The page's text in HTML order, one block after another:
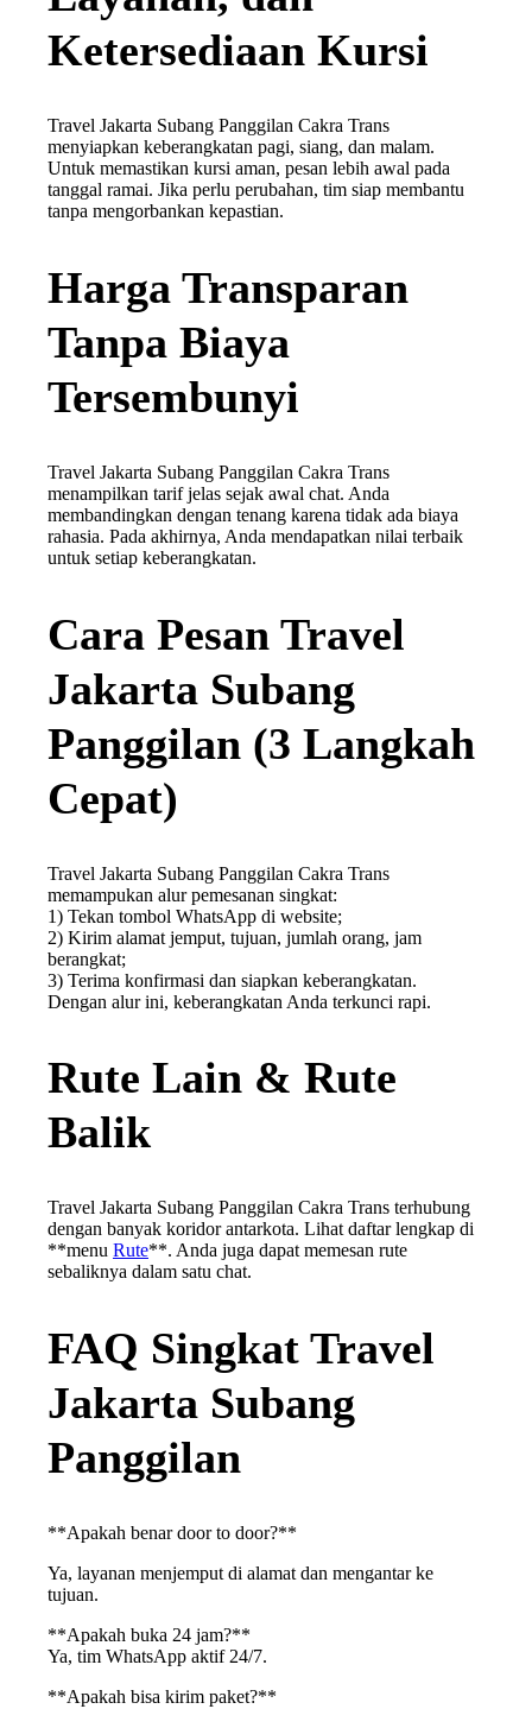
Ketersediaan Kursi
Travel Jakarta Subang Panggilan Cakra Trans
menyiapkan keberangkatan pagi, siang, dan malam.
Untuk memastikan kursi aman, pesan lebih awal pada
tanggal ramai. Jika perlu perubahan, tim siap membantu
tanpa mengorbankan kepastian.
Harga Transparan
Tanpa Biaya
Tersembunyi
Travel Jakarta Subang Panggilan Cakra Trans
menampilkan tarif jelas sejak awal chat. Anda
membandingkan dengan tenang karena tidak ada biaya
rahasia. Pada akhirnya, Anda mendapatkan nilai terbaik
untuk setiap keberangkatan.
Cara Pesan Travel
Jakarta Subang
Panggilan (3 Langkah
Cepat)
Travel Jakarta Subang Panggilan Cakra Trans
memampukan alur pemesanan singkat:
1) Tekan tombol WhatsApp di website;
2) Kirim alamat jemput, tujuan, jumlah orang, jam
berangkat;
3) Terima konfirmasi dan siapkan keberangkatan.
Dengan alur ini, keberangkatan Anda terkunci rapi.
Rute Lain & Rute
Balik
Travel Jakarta Subang Panggilan Cakra Trans terhubung
dengan banyak koridor antarkota. Lihat daftar lengkap di
**menu Rute**. Anda juga dapat memesan rute
sebaliknya dalam satu chat.
FAQ Singkat Travel
Jakarta Subang
Panggilan
**Apakah benar door to door?**
Ya, layanan menjemput di alamat dan mengantar ke
tujuan.
**Apakah buka 24 jam?**
Ya, tim WhatsApp aktif 24/7.
**Apakah bisa kirim paket?**